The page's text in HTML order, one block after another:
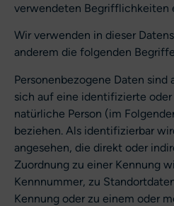
verwendeten Begrifflichkeiten
Wir verwenden in dieser
anderem die folgenden
Personenbezogene Daten
sich auf eine identifizierte
natürliche Person (im
beziehen. Als identifizierbar
angesehen, die direkt oder
Zuordnung zu einer Kennung
Kennnummer, zu
Kennung oder zu einem oder